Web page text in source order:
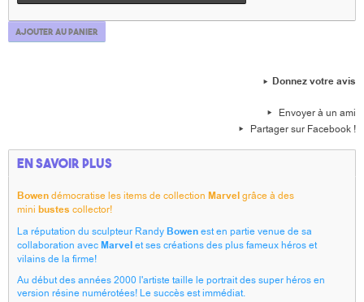
Ajouter au panier
Donnez votre avis
Envoyer à un ami
Partager sur Facebook !
En savoir plus
Bowendémocratise les items de collection Marvelgrâce à des
mini bustes collector!
La réputation du sculpteur RandyBowenest en partie venue de sa
collaboration avecMarvelet ses créations des plus fameux héros et
vilains de la firme!
Au début des années 2000 l'artiste taille le portrait des super héros en
version résine numérotées! Le succès est immédiat.